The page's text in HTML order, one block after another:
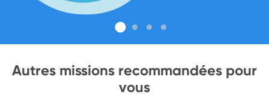
Autres missions recommandées pour
vous